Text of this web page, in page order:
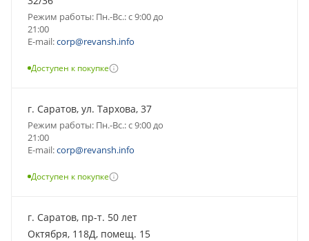
Режим работы: Пн.-Вс.: с 9:00 до
21:00
E-mail:corp@revansh.info
Доступен к покупке
г. Саратов, ул. Тархова, 37
Режим работы: Пн.-Вс.: с 9:00 до
21:00
E-mail:corp@revansh.info
Доступен к покупке
г. Саратов, пр-т. 50 лет
Октября, 118Д, помещ. 15